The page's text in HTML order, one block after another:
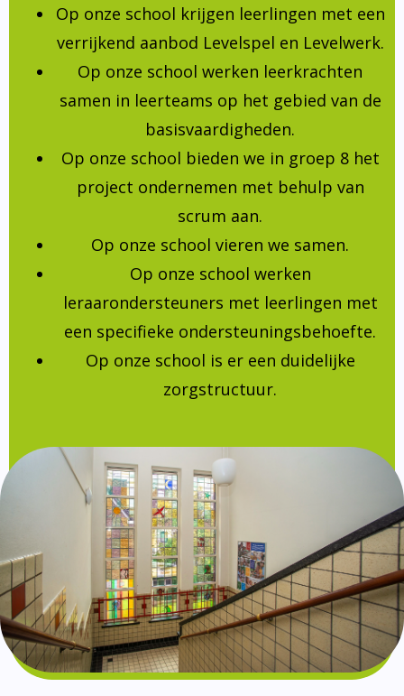
Op onze school krijgen leerlingen met een
verrijkend aanbod Levelspel en Levelwerk.
Op onze school werken leerkrachten
samen in leerteams op het gebied van de
basisvaardigheden.
Op onze school bieden we in groep 8 het
project ondernemen met behulp van
scrum aan.
Op onze school vieren we samen.
Op onze school werken
leraarondersteuners met leerlingen met
een specifieke ondersteuningsbehoefte.
Op onze school is er een duidelijke
zorgstructuur.